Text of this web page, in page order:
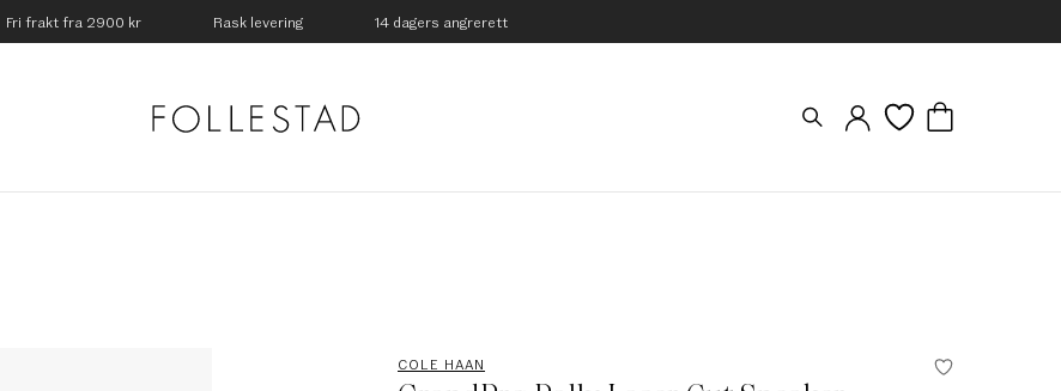
Fri frakt fra 2900 kr Rask levering 14 dagers angrerett
COLE HAAN